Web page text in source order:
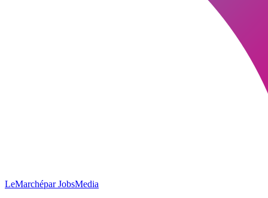
LeMarchépar JobsMedia